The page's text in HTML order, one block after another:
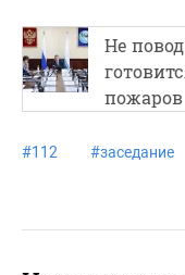
Не
пожаров
#112 #заседание